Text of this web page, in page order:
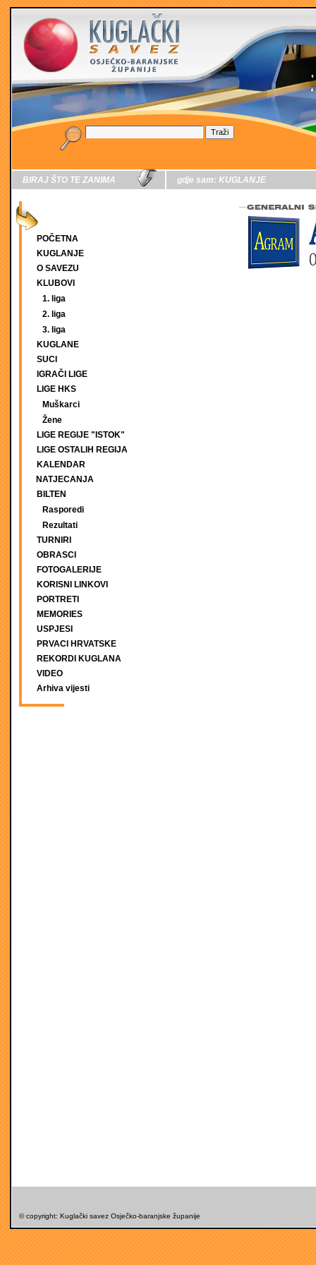
BIRAJ ŠTO TE ZANIMA
POČETNA
KUGLANJE
O SAVEZU
KLUBOVI
1. liga
2. liga
3. liga
KUGLANE
SUCI
IGRAČI LIGE
LIGE HKS
Muškarci
Žene
LIGE REGIJE "ISTOK"
LIGE OSTALIH REGIJA
KALENDAR
NATJECANJA
BILTEN
Rasporedi
Rezultati
TURNIRI
OBRASCI
FOTOGALERIJE
KORISNI LINKOVI
PORTRETI
MEMORIES
USPJESI
PRVACI HRVATSKE
REKORDI KUGLANA
VIDEO
Arhiva vijesti
gdje sam: KUGLANJE
© copyright: Kuglački savez Osječko-baranjske županije